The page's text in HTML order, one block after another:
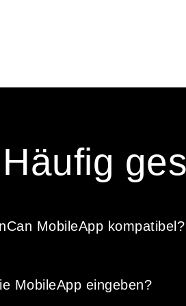
Häufig
MobileApp kompatibel?
MobileApp eingeben?